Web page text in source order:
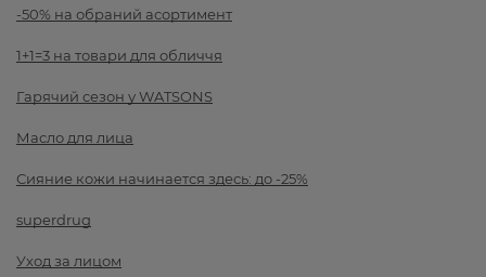
-50% на обраний асортимент
1+1=3 на товари для обличчя
Гарячий сезон у WATSONS
Масло для лица
Сияние кожи начинается здесь: до -25%
superdrug
Уход за лицом